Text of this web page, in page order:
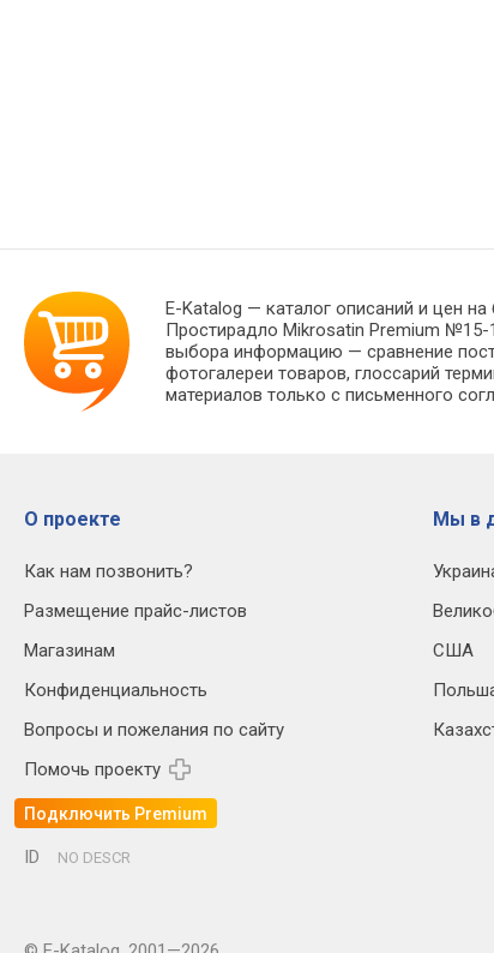
E-Katalog — каталог описаний и цен
Простирадло Mikrosatin Premium №15-
выбора информацию — сравнение
фотогалереи товаров, глоссарий
материалов только с письменного
О проекте
Как нам позвонить?
Размещение прайс-листов
Магазинам
Конфиденциальность
Вопросы и пожелания по сайту
Помочь проекту
Подключить Premium
Мы в
США
ID NO DESCR